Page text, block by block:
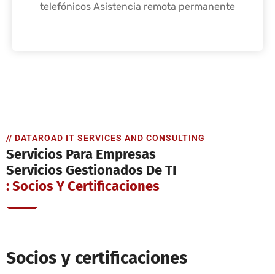
telefónicos Asistencia remota permanente
// DATAROAD IT SERVICES AND CONSULTING
Servicios Para Empresas
Servicios Gestionados De TI
: Socios Y Certificaciones
Socios y certificaciones